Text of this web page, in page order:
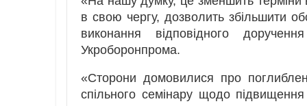
в свою чергу, дозволить збільшити
виконання відповідного
Укроборонпрома.
«Сторони домовилися про
спільного семінару щодо підвищення